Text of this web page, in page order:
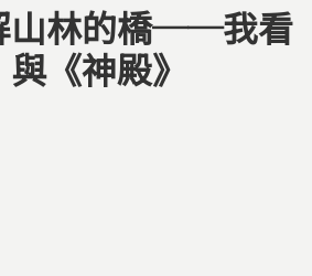
山林的橋──我看
《神殿》